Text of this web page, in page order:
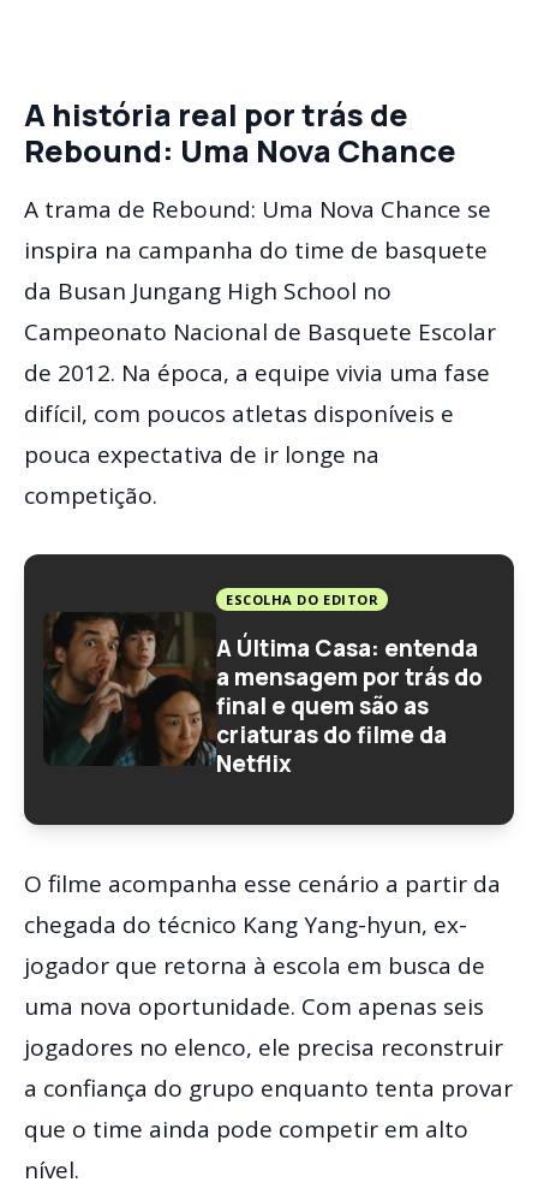
A história real por trás de
Rebound: Uma Nova Chance
A trama de Rebound: Uma Nova Chance se
inspira na campanha do time de basquete
da Busan Jungang High School no
Campeonato Nacional de Basquete Escolar
de 2012. Na época, a equipe vivia uma fase
difícil, com poucos atletas disponíveis e
pouca expectativa de ir longe na
competição.
ESCOLHA DO EDITOR
A Última Casa: entenda
a mensagem por trás do
final e quem são as
criaturas do filme da
Netflix
O filme acompanha esse cenário a partir da
chegada do técnico Kang Yang-hyun, ex-
jogador que retorna à escola em busca de
uma nova oportunidade. Com apenas seis
jogadores no elenco, ele precisa reconstruir
a confiança do grupo enquanto tenta provar
que o time ainda pode competir em alto
nível.